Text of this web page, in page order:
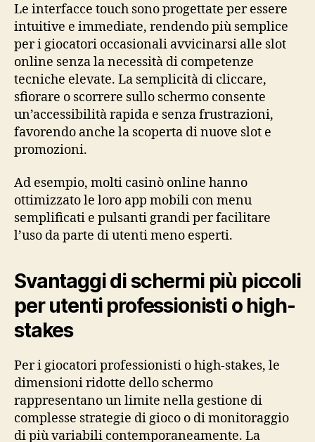
Le interfacce touch sono progettate per essere
intuitive e immediate, rendendo più semplice
per i giocatori occasionali avvicinarsi alle slot
online senza la necessità di competenze
tecniche elevate. La semplicità di cliccare,
sfiorare o scorrere sullo schermo consente
un’accessibilità rapida e senza frustrazioni,
favorendo anche la scoperta di nuove slot e
promozioni.
Ad esempio, molti casinò online hanno
ottimizzato le loro app mobili con menu
semplificati e pulsanti grandi per facilitare
l’uso da parte di utenti meno esperti.
Svantaggi di schermi più piccoli
per utenti professionisti o high-
stakes
Per i giocatori professionisti o high-stakes, le
dimensioni ridotte dello schermo
rappresentano un limite nella gestione di
complesse strategie di gioco o di monitoraggio
di più variabili contemporaneamente. La